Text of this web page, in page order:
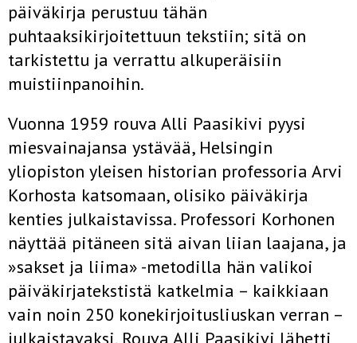
päiväkirja perustuu tähän
puhtaaksikirjoitettuun tekstiin; sitä on
tarkistettu ja verrattu alkuperäisiin
muistiinpanoihin.
Vuonna 1959 rouva Alli Paasikivi pyysi
miesvainajansa ystävää, Helsingin
yliopiston yleisen historian professoria Arvi
Korhosta katsomaan, olisiko päiväkirja
kenties julkaistavissa. Professori Korhonen
näyttää pitäneen sitä aivan liian laajana, ja
»sakset ja liima» -metodilla hän valikoi
päiväkirjatekstistä katkelmia – kaikkiaan
vain noin 250 konekirjoitusliuskan verran –
julkaistavaksi. Rouva Alli Paasikivi lähetti